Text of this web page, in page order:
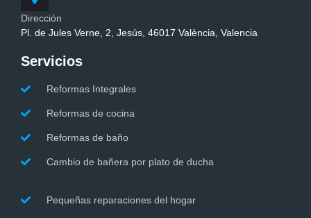
Dirección
Pl. de Jules Verne, 2, Jesús, 46017 València, Valencia
Servicios
Reformas Integrales
Reformas de cocina
Reformas de baño
Cambio de bañera por plato de ducha
Pequeñas reparaciones del hogar